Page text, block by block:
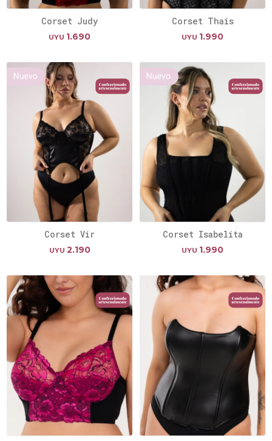
Corset Judy
UYU 1.690
Corset Thais
UYU 1.990
Corset Vir
UYU 2.190
Corset Isabelita
UYU 1.990